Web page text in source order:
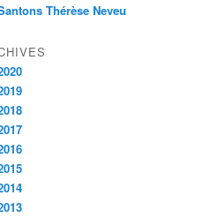
Thérèse Neveu